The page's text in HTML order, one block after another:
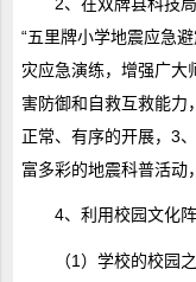
“五里牌小学地震应急
灾应急演练，增强广大
害防御和自救互救能力
正常、有序的开展，3
富多彩的地震科普活动
4、利用校园文化
（1）学校的校园